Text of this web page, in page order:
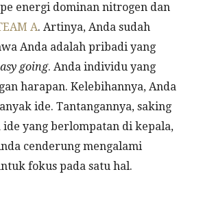
energi dominan nitrogen dan
A. Artinya, Anda sudah
Anda adalah pribadi yang
going. Anda individu yang
harapan. Kelebihannya, Anda
ide. Tantangannya, saking
ide yang berlompatan di kepala,
cenderung mengalami
fokus pada satu hal.